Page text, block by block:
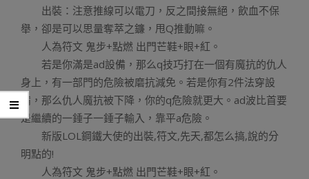
出裝：注意推線可以電刀，反之間接無絕，飲血不保
舉，卻是可以思量奪萃之鐮，甩Q推動嘛。
人為符文 鬼步+點燃 出門芒鞋+眼+紅。
若是你滿是ad設備，那么q技巧打在一個有魔抗的仇人
身上，有一部門的危險被磨抗減免。若是你有2件法穿設
備，那么仇人魔抗被下降，你的q危險就更大。ad波比首要
是繼續的一錘子一錘子輸入，靠平a危險。
新版LOL鋼鐵大使的出裝,符文,先天,都怎么搞,說的分
明點的!
人為符文 鬼步+點燃 出門芒鞋+眼+紅。